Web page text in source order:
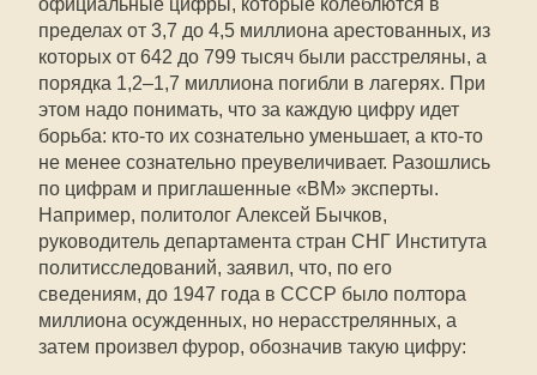
официальные цифры, которые колеблются в
пределах от 3,7 до 4,5 миллиона арестованных, из
которых от 642 до 799 тысяч были расстреляны, а
порядка 1,2–1,7 миллиона погибли в лагерях. При
этом надо понимать, что за каждую цифру идет
борьба: кто-то их сознательно уменьшает, а кто-то
не менее сознательно преувеличивает. Разошлись
по цифрам и приглашенные «ВМ» эксперты.
Например, политолог Алексей Бычков,
руководитель департамента стран СНГ Института
политисследований, заявил, что, по его
сведениям, до 1947 года в СССР было полтора
миллиона осужденных, но нерасстрелянных, а
затем произвел фурор, обозначив такую цифру: